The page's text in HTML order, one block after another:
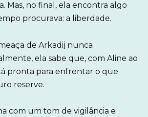
Mas, no final, ela encontra algo
procurava: a liberdade.
de Arkadij nunca
ela sabe que, com Aline ao
pronta para enfrentar o que
reserve.
com um tom de vigilância e